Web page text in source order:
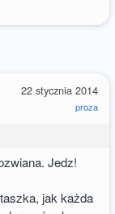
22 stycznia 2014
proza
Jedz!
jak każda